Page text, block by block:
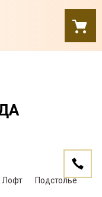
Лофт
    Подстолье